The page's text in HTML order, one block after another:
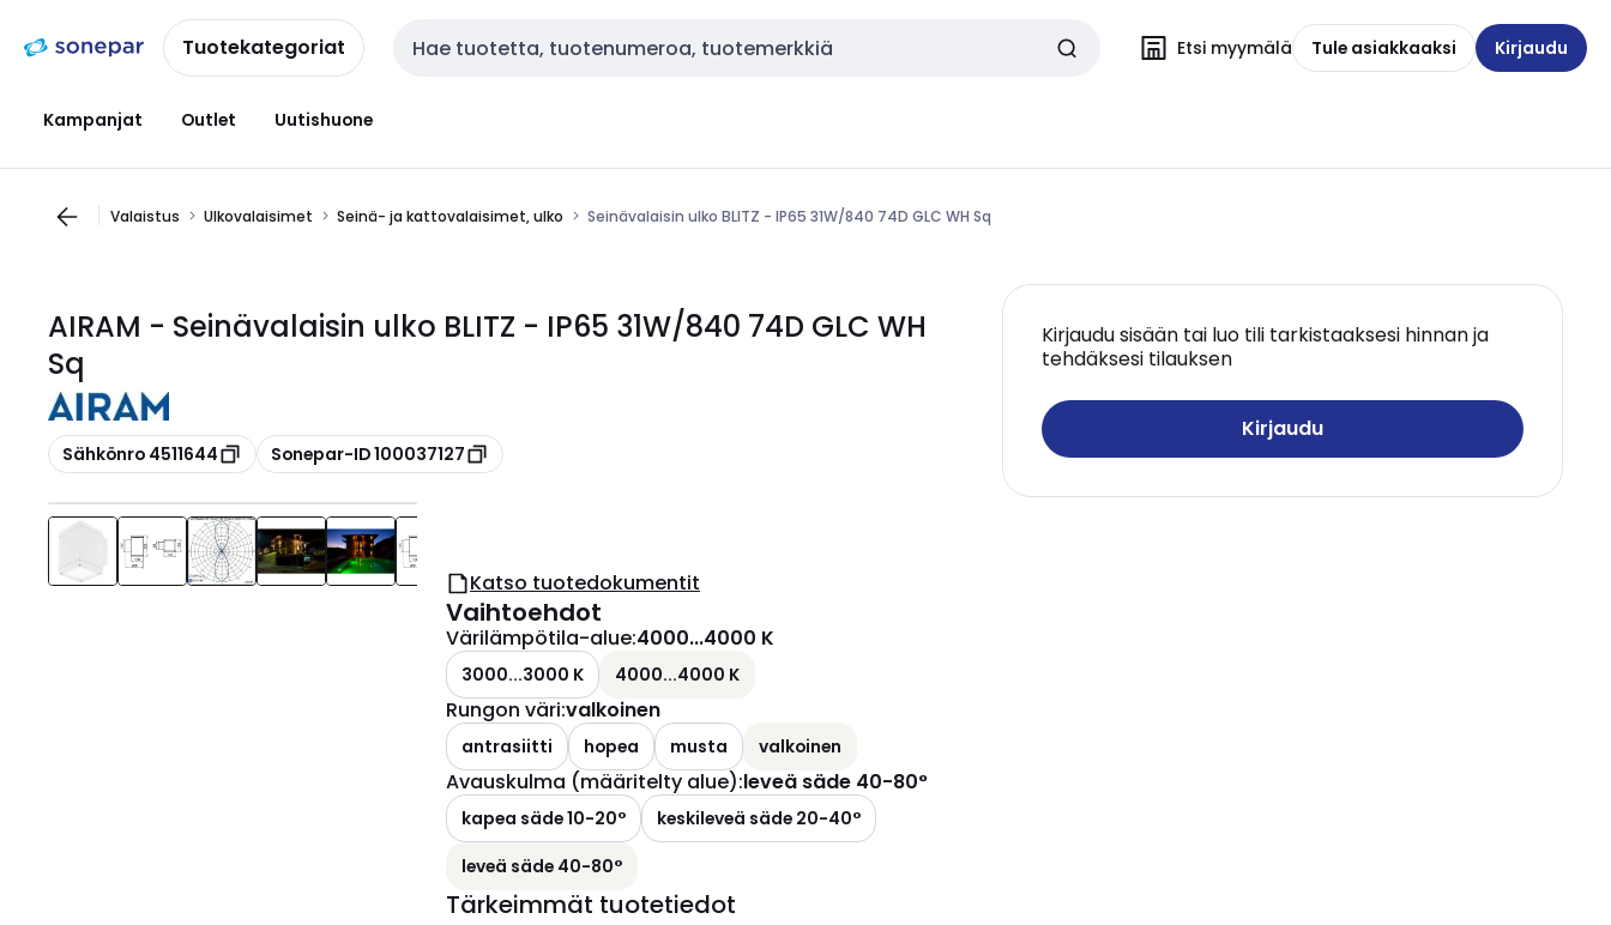
navigointiinsisältöönTuotekategoriat Haku Etsi myymälä Tule asiakkaaksi Kirjaudu
Kampanjat Outlet Uutishuone
Valaistus Ulkovalaisimet Seinä- ja kattovalaisimet, ulko Seinävalaisin ulko BLITZ - IP65 31W/840 74D GLC WH Sq
AIRAM - Seinävalaisin ulko BLITZ - IP65 31W/840 74D GLC WH
Sq
Kopioi
Sähkönro 4511644 Kopioi
Sonepar-ID 100037127
Kirjaudu sisään tai luo tili tarkistaaksesi hinnan ja
tehdäksesi tilauksen
Kirjaudu
Katso tuotedokumentit
Vaihtoehdot
Värilämpötila-alue:4000...4000 K
3000...3000 K 4000...4000 K
Rungon väri:valkoinen
antrasiitti hopea musta valkoinen
Avauskulma (määritelty alue):leveä säde 40-80°
kapea säde 10-20°
keskileveä säde 20-40°
leveä säde 40-80°
Tärkeimmät tuotetiedot